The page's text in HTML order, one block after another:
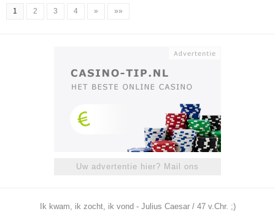
1 2 3 4 » »»
Uw advertentie hier? Mail ons
Ik kwam, ik zocht, ik vond - Julius Caesar / 47 v.Chr. ;)